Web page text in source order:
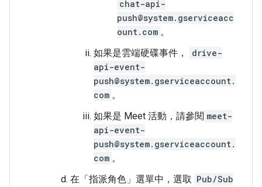
chat-api-
push@system.gserviceacc
ount.com 。
如果是雲端硬碟事件，
drive-
api-event-
push@system.gserviceaccount.
com 。
如果是 Meet 活動，請參閱 meet-
api-event-
push@system.gserviceaccount.
com 。
在「指派角色」 選單中，選取 Pub/Sub